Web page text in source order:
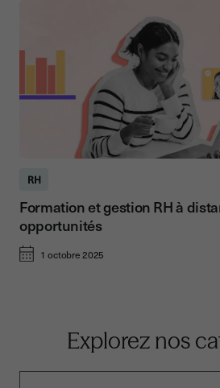
RH
Formation et gestion RH à
opportunités
1 octobre 2025
Explorez nos